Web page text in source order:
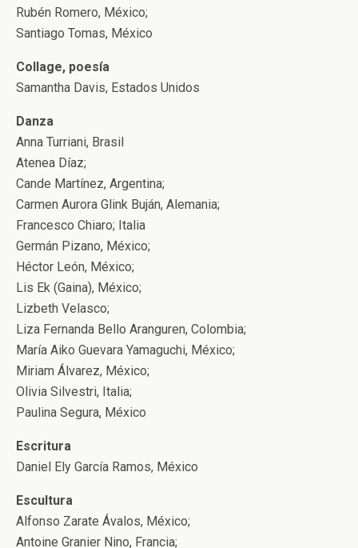
Rubén Romero, México;
Santiago Tomas, México
Collage, poesía
Samantha Davis, Estados Unidos
Danza
Anna Turriani, Brasil
Atenea Díaz;
Cande Martínez, Argentina;
Carmen Aurora Glink Buján, Alemania;
Francesco Chiaro; Italia
Germán Pizano, México;
Héctor León, México;
Lis Ek (Gaina), México;
Lizbeth Velasco;
Liza Fernanda Bello Aranguren, Colombia;
María Aiko Guevara Yamaguchi, México;
Miriam Álvarez, México;
Olivia Silvestri, Italia;
Paulina Segura, México
Escritura
Daniel Ely García Ramos, México
Escultura
Alfonso Zarate Ávalos, México;
Antoine Granier Nino, Francia;